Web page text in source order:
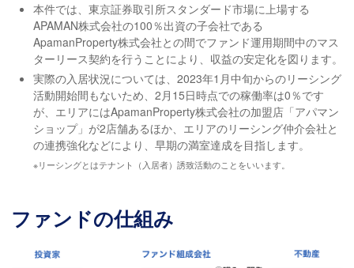
本件では、東京証券取引所スタンダード市場に上場する
APAMAN株式会社の100％出資の子会社である
ApamanProperty株式会社との間でファンド運用期間中のマス
ターリース契約を行うことにより、収益の安定化を図ります。
実際の入居状況については、2023年1月中旬からのリーシング
活動開始間もないため、2月15日時点での稼働率は0％です
が、エリアにはApamanProperty株式会社の加盟店「アパマン
ショップ」が2店舗あるほか、エリアのリーシング仲介会社と
の連携強化などにより、早期の満室達成を目指します。
※リーシングとはテナント（入居者）誘致活動のことをいいます。
ファンドの仕組み